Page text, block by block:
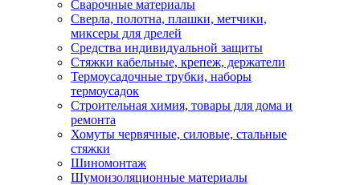
Сварочные материалы
Сверла, полотна, плашки, метчики,
миксеры для дрелей
Средства индивидуальной защиты
Стяжки кабельные, крепеж, держатели
Термоусадочные трубки, наборы
термоусадок
Строительная химия, товары для дома и
ремонта
Хомуты червячные, силовые, стальные
стяжки
Шиномонтаж
Шумоизоляционные материалы